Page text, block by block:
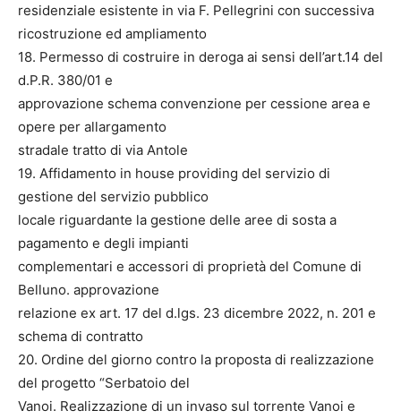
residenziale esistente in via F. Pellegrini con successiva
ricostruzione ed ampliamento
18. Permesso di costruire in deroga ai sensi dell’art.14 del
d.P.R. 380/01 e
approvazione schema convenzione per cessione area e
opere per allargamento
stradale tratto di via Antole
19. Affidamento in house providing del servizio di
gestione del servizio pubblico
locale riguardante la gestione delle aree di sosta a
pagamento e degli impianti
complementari e accessori di proprietà del Comune di
Belluno. approvazione
relazione ex art. 17 del d.lgs. 23 dicembre 2022, n. 201 e
schema di contratto
20. Ordine del giorno contro la proposta di realizzazione
del progetto “Serbatoio del
Vanoi. Realizzazione di un invaso sul torrente Vanoi e